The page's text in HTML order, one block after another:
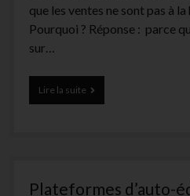
que les ventes ne sont pas à
Pourquoi ? Réponse : parce
sur…
Lire la suite170
idées
Plateformes d’auto-